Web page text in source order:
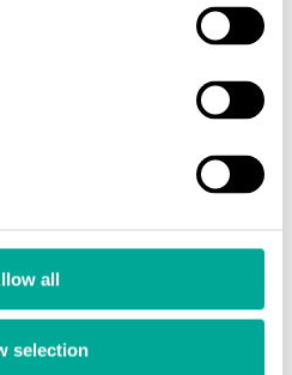
all
selection
tarkastusympäristöä